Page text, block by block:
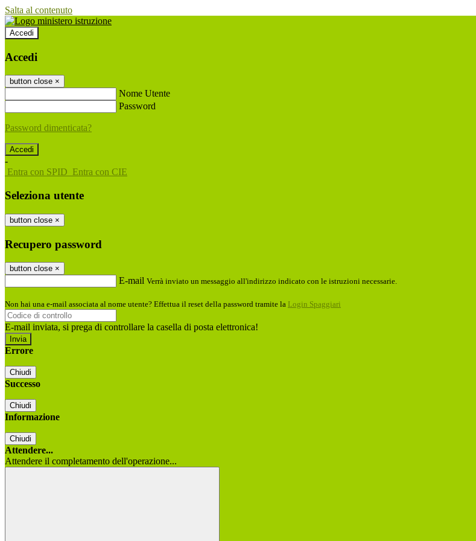
Salta al contenuto
Accedi
Accedi
button close ×
Nome Utente
Password
Password dimenticata?
-
Entra con SPID Entra con CIE
Seleziona utente
button close ×
Recupero password
button close ×
E-mail Verrà inviato un messaggio all'indirizzo indicato con le istruzioni necessarie.
Non hai una e-mail associata al nome utente? Effettua il reset della password tramite la Login Spaggiari
E-mail inviata, si prega di controllare la casella di posta elettronica!
Errore
Chiudi
Successo
Chiudi
Informazione
Chiudi
Attendere...
Attendere il completamento dell'operazione...